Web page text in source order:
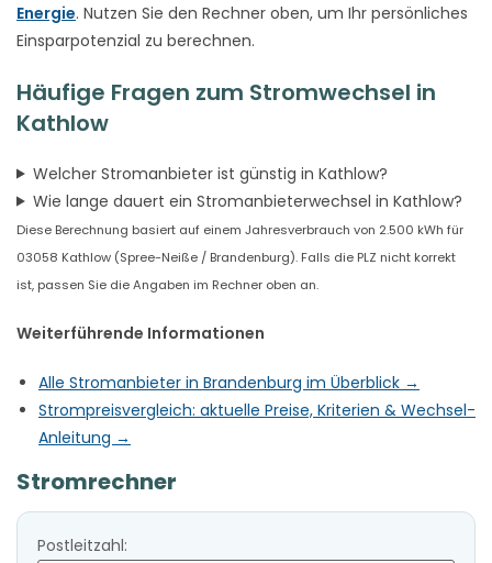
Energie. Nutzen Sie den Rechner oben, um Ihr persönliches
Einsparpotenzial zu berechnen.
Häufige Fragen zum Stromwechsel in
Kathlow
Welcher Stromanbieter ist günstig in Kathlow?
Wie lange dauert ein Stromanbieterwechsel in Kathlow?
Diese Berechnung basiert auf einem Jahresverbrauch von 2.500 kWh für
03058 Kathlow (Spree-Neiße / Brandenburg). Falls die PLZ nicht korrekt
ist, passen Sie die Angaben im Rechner oben an.
Weiterführende Informationen
Alle Stromanbieter in Brandenburg im Überblick →
Strompreisvergleich: aktuelle Preise, Kriterien & Wechsel-
Anleitung →
Stromrechner
Postleitzahl: